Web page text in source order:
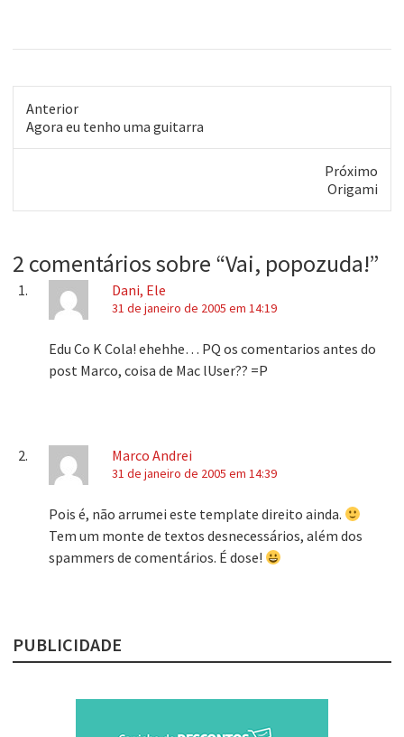
Anterior
Post
anterior:
Agora eu tenho uma guitarra
Próximo
post:
Origami
2 comentários sobre “Vai, popozuda!”
Dani, Ele
31 de janeiro de 2005 em 14:19
Edu Co K Cola! ehehhe… PQ os comentarios antes do
post Marco, coisa de Mac lUser?? =P
Marco Andrei
31 de janeiro de 2005 em 14:39
Pois é, não arrumei este template direito ainda.
Tem um monte de textos desnecessários, além dos
spammers de comentários. É dose!
PUBLICIDADE